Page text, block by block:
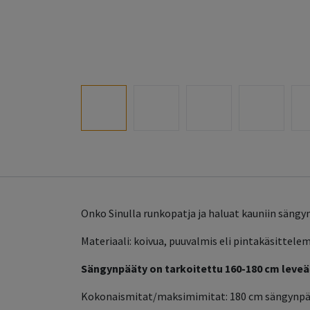
Onko Sinulla runkopatja ja haluat kauniin
Materiaali: koivua, puuvalmis eli
Sängynpääty on tarkoitettu 160-180 cm
Kokonaismitat/maksimimitat: 180 cm